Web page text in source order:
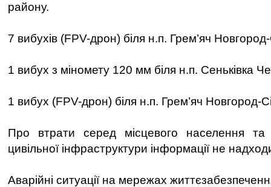
району.
7 вибухів (FPV-дрон) біля н.п. Грем’яч
1 вибух з міномету 120 мм біля н.п. Сеньківка
1 вибух (FPV-дрон) біля н.п. Грем’яч Новгород-
Про втрати серед місцевого населення та
цивільної інфраструктури інформації не
Аварійні ситуації на мережах